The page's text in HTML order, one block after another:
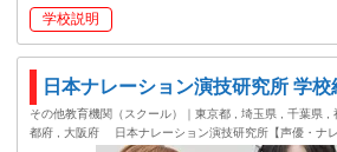
学校説明
日本ナレーション演技研究所 学校
その他教育機関（スクール）｜東京都 , 埼玉県 , 千葉県 ,
都府 , 大阪府
日本ナレーション演技研究所【声優・ナ